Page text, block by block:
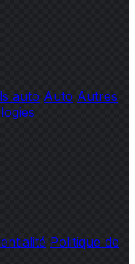
auto Auto Autres
Politique de